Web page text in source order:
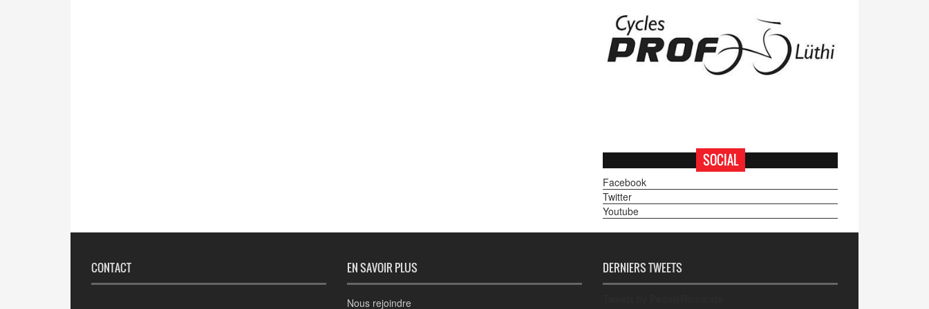
SOCIAL
Facebook
Twitter
Youtube
CONTACT EN SAVOIR PLUS
Nous rejoindre
DERNIERS TWEETS